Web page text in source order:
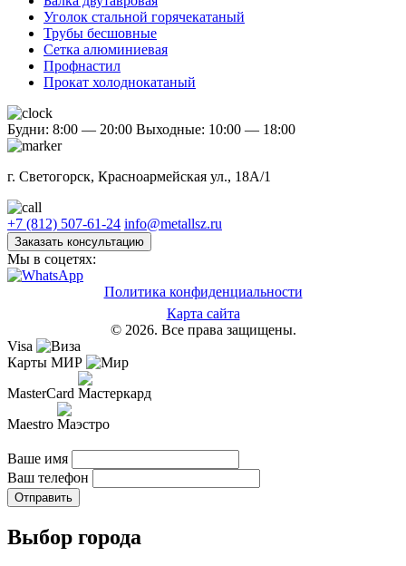
Уголок стальной горячекатаный
Трубы бесшовные
Сетка алюминиевая
Профнастил
Прокат холоднокатаный
Будни: 8:00 — 20:00 Выходные: 10:00 — 18:00
г. Светогорск, Красноармейская ул., 18А/1
+7 (812) 507-61-24 info@metallsz.ru
Заказать консультацию
Мы в соцетях:
Политика конфиденциальности
Карта сайта
© 2026. Все права защищены.
Visa
Карты МИР
MasterCard
Maestro
Ваше имя
Ваш телефон
Отправить
Выбор города